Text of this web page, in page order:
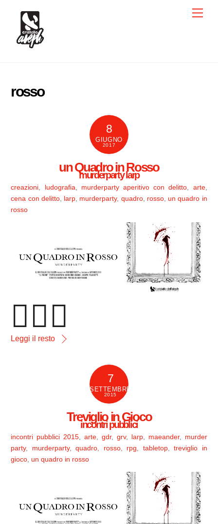
content
rosso
8
GIUGNO
2017
un Quadro in Rosso
murderparty larp
creazioni ludografia murderparty aperitivo con delitto arte,
cena con delitto, larp murderparty, quadro, rosso, un quadro in
rosso

Leggi il resto
7
SETTEMBRE
2015
Treviglio in Gioco
incontri pubblici
incontri pubblici 2015 ,arte ,gdr, grv, larp, maeander, murder
party, murderparty,quadro rosso, rpg tabletop,treviglio in
gioco un quadro in rosso